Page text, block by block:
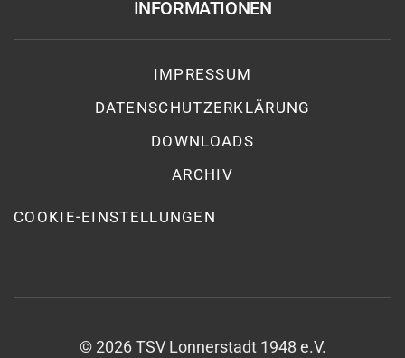
INFORMATIONEN
IMPRESSUM
DATENSCHUTZ­ERKLÄRUNG
DOWNLOADS
ARCHIV
COOKIE-EINSTELLUNGEN
© 2026TSV Lonnerstadt 1948 e.V.